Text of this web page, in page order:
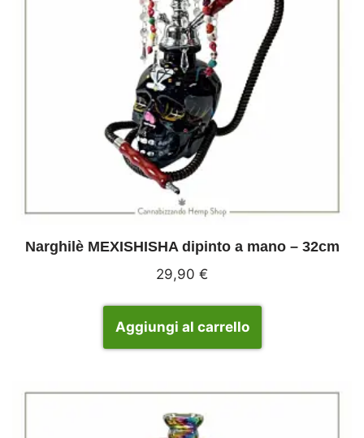
Narghilè MEXISHISHA dipinto a mano – 32cm
29,90 €
Aggiungi al carrello